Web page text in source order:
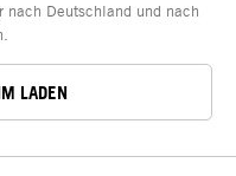
Deutschland und nach
LADEN